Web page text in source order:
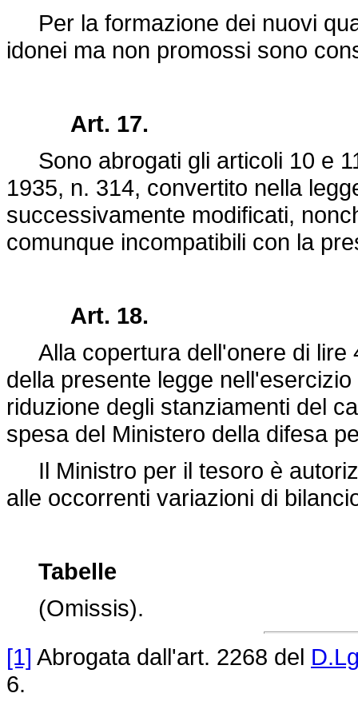
Per la formazione dei nuovi
idonei ma non promossi sono
Art. 17.
Sono abrogati gli articoli 10 e
1935, n. 314, convertito nella
successivamente modificati,
comunque incompatibili con la
Art. 18.
Alla copertura dell'onere di lire
della presente legge
riduzione degli stanziamenti del
spesa del Ministero della difesa
Il Ministro per il tesoro è
alle occorrenti variazioni di
Tabelle
(Omissis).
[1] Abrogata dall'art. 2268 del
6.